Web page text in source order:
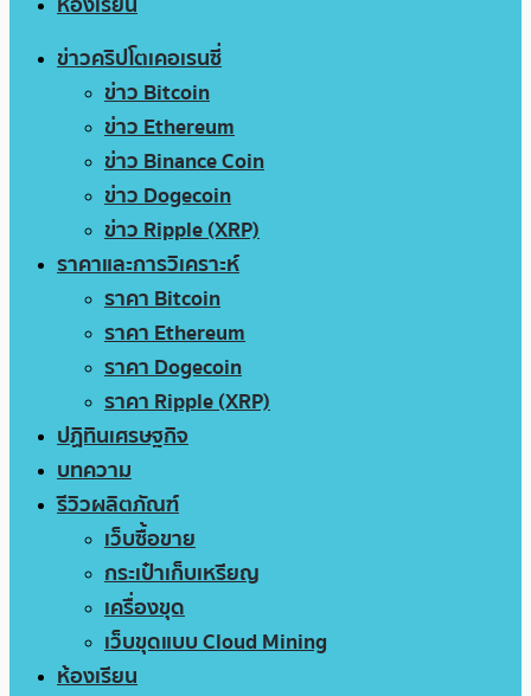
ข่าวคริปโตเคอเรนซี่
ข่าว Bitcoin
ข่าว Ethereum
ข่าว Binance Coin
ข่าว Dogecoin
ข่าว Ripple (XRP)
ราคาและการวิเคราะห์
ราคา Bitcoin
ราคา Ethereum
ราคา Dogecoin
ราคา Ripple (XRP)
ปฏิทินเศรษฐกิจ
บทความ
รีวิวผลิตภัณฑ์
เว็บซื้อขาย
กระเป๋าเก็บเหรียญ
เครื่องขุด
เว็บขุดแบบ Cloud Mining
ห้องเรียน